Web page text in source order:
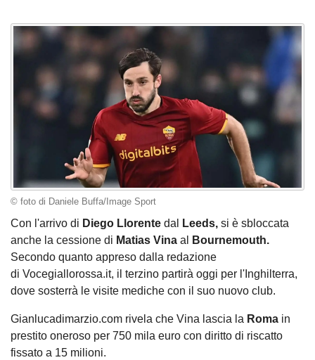
© foto di Daniele Buffa/Image Sport
Con l'arrivo di Diego Llorente dal Leeds, si è sbloccata
anche la cessione di Matias Vina al
Bournemouth.
Secondo quanto appreso dalla redazione
di Vocegiallorossa.it, il terzino partirà oggi per l'Inghilterra,
dove sosterrà le visite mediche con il suo nuovo club.
Gianlucadimarzio.com rivela che Vina lascia la Roma in
prestito oneroso per 750 mila euro con diritto di riscatto
fissato a 15 milioni.